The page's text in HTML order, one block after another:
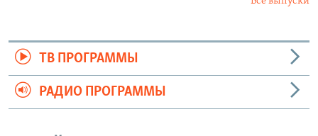
ТВ ПРОГРАММЫ
РАДИО ПРОГРАММЫ